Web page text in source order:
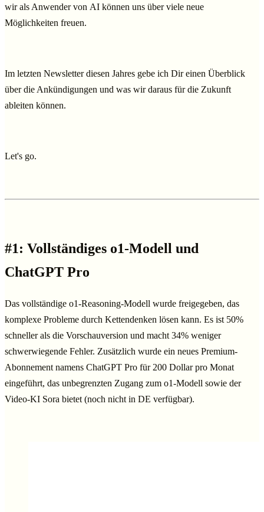
wir als Anwender von AI können uns über viele neue
Möglichkeiten freuen.
Im letzten Newsletter diesen Jahres gebe ich Dir einen Überblick
über die Ankündigungen und was wir daraus für die Zukunft
ableiten können.
Let's go.
#1: Vollständiges o1-Modell und
ChatGPT Pro
Das vollständige o1-Reasoning-Modell wurde freigegeben, das
komplexe Probleme durch Kettendenken lösen kann. Es ist 50%
schneller als die Vorschauversion und macht 34% weniger
schwerwiegende Fehler. Zusätzlich wurde ein neues Premium-
Abonnement namens ChatGPT Pro für 200 Dollar pro Monat
eingeführt, das unbegrenzten Zugang zum o1-Modell sowie der
Video-KI Sora bietet (noch nicht in DE verfügbar).